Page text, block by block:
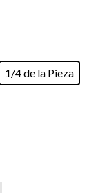
1/4 de la Pieza